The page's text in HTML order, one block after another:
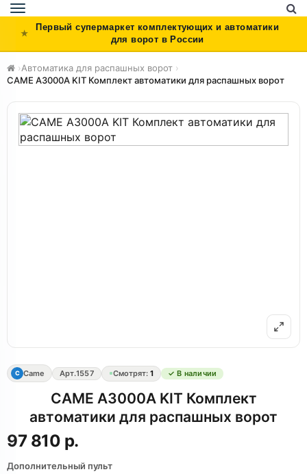
Toggle
navigation
Первый супермаркет комплектующих и автоматики
для ворот в России
›Автоматика для распашных ворот ›
CAME A3000A KIT Комплект автоматики для распашных ворот
C Came Арт.1557 Смотрят: 1 ✓ В наличии
CAME A3000A KIT Комплект
автоматики для распашных ворот
97 810 р.
Дополнительный пульт